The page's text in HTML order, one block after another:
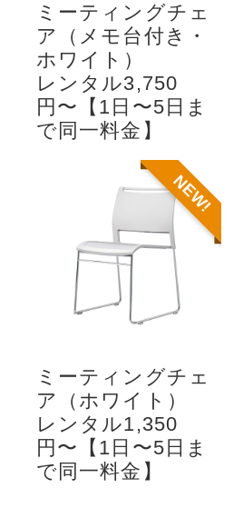
ミーティングチェ
ア（メモ台付き・
ホワイト）
レンタル3,750
円〜【1日〜5日ま
で同一料金】
ミーティングチェ
ア（ホワイト）
レンタル1,350
円〜【1日〜5日ま
で同一料金】
NEW!